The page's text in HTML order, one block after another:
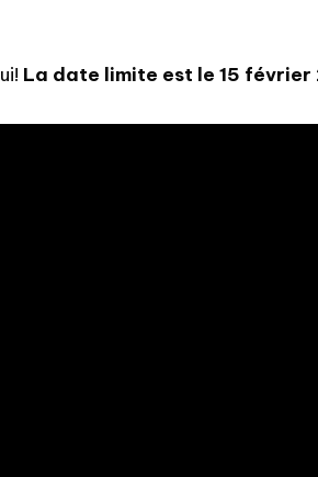
La date limite est le 15 février